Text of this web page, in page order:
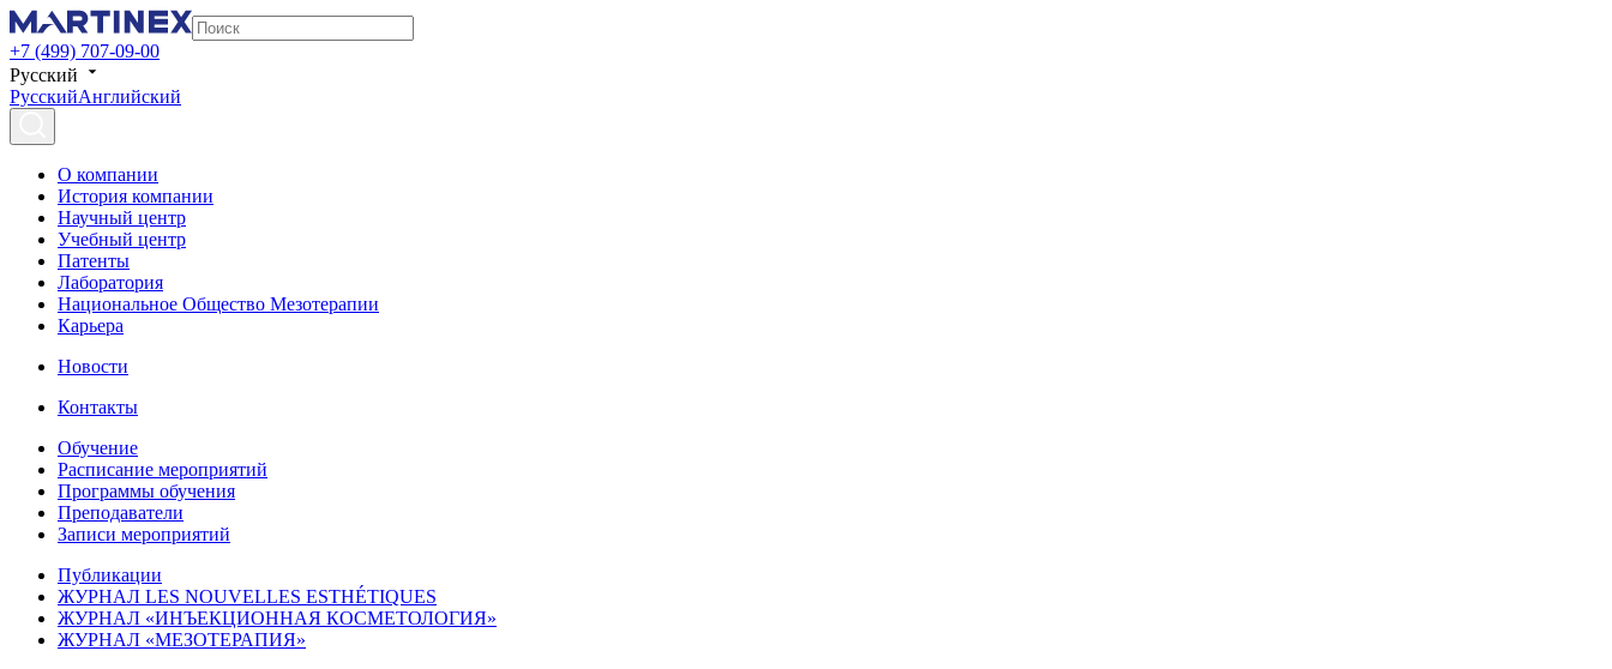
+7 (499) 707-09-00
Русский
РусскийАнглийский
О компании
История компании
Научный центр
Учебный центр
Патенты
Лаборатория
Национальное Общество Мезотерапии
Карьера
Новости
Контакты
Обучение
Расписание мероприятий
Программы обучения
Преподаватели
Записи мероприятий
Публикации
ЖУРНАЛ LES NOUVELLES ESTHÉTIQUES
ЖУРНАЛ «ИНЪЕКЦИОННАЯ КОСМЕТОЛОГИЯ»
ЖУРНАЛ «МЕЗОТЕРАПИЯ»